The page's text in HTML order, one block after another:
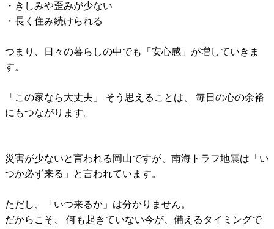
・きしみや歪みが少ない
・長く住み続けられる
つまり、日々の暮らしの中でも「安心感」が増していきま
す。
「この家なら大丈夫」 そう思えることは、 毎日の心の余裕
にもつながります。
災害が少ないと言われる岡山ですが、南海トラフ地震は「い
つか必ず来る」と言われています。
ただし、「いつ来るか」は分かりません。
だからこそ、 何も起きていない今が、備えるタイミングで